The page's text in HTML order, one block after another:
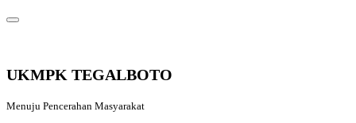
UKMPK TEGALBOTO
Menuju Pencerahan Masyarakat